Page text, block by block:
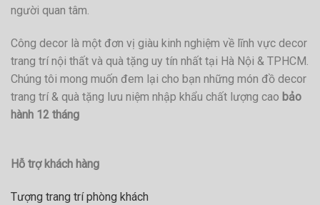
người quan tâm.
Công decor là một đơn vị giàu kinh nghiệm về lĩnh vực decor
trang trí nội thất và quà tặng uy tín nhất tại Hà Nội & TPHCM.
Chúng tôi mong muốn đem lại cho bạn những món đồ decor
trang trí & quà tặng lưu niệm nhập khẩu chất lượng cao bảo
hành 12 tháng
Hỗ trợ khách hàng
Tượng trang trí phòng khách